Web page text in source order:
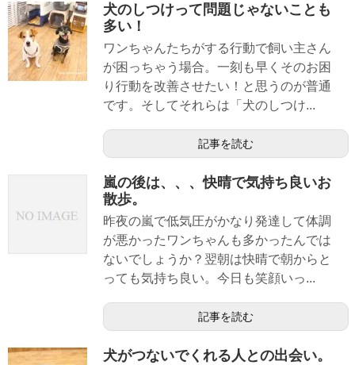
犬のしつけって問題じゃないことも
多い！
ワンちゃんたちがする行動で飼い主さん
が困っちゃう場合。一刻も早くそのお困
り行動を改善させたい！と思うのが普通
です。そしてそれらは「犬のしつけ...
記事を読む
嵐の後は、、、快晴で気持ち良いお
散歩。
昨夜の嵐で低気圧がかなり発達して体調
が悪かったワンちゃんも多かったんでは
ないでしょうか？翌朝は快晴で朝からと
っても気持ち良い。今日も笑顔いっ...
記事を読む
犬がつないでくれる人との出会い。